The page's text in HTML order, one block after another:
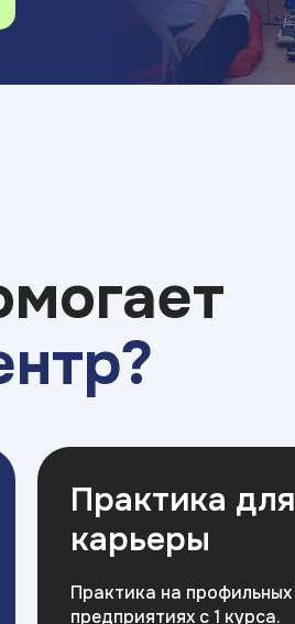
Практика для
карьеры
Практика на профильных
предприятиях с 1 курса.